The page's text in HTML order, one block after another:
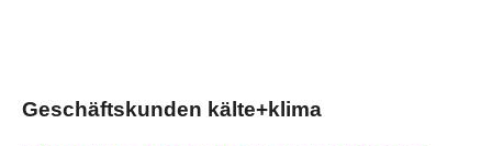
Geschäftskunden kälte+klima